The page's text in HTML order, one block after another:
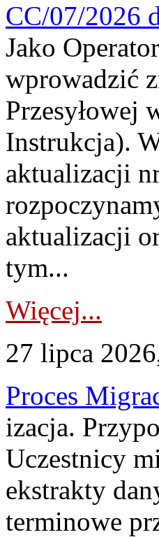
CC/07/2026
Jako
wprowadzić
Przesyłowej
Instrukcja).
aktualizacji
aktualizacji
tym...
Więcej...
27 lipca
Proces
izacja.
Uczestnicy
ekstrakty
terminowe